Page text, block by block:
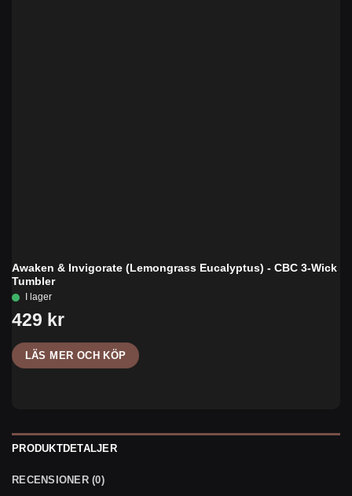
PRODUKTDETALJER
RECENSIONER (0)
Awaken & Invigorate (Lemongrass Eucalyptus) - CBC 3-Wick
Tumbler
LÄS MER OCH KÖP